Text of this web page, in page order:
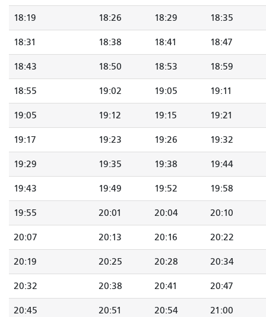
18:19 18:26 18:29 18:35
18:31 18:38 18:41 18:47
18:43 18:50 18:53 18:59
18:55 19:02 19:05 19:11
19:05 19:12 19:15 19:21
19:17 19:23 19:26 19:32
19:29 19:35 19:38 19:44
19:43 19:49 19:52 19:58
19:55 20:01 20:04 20:10
20:07 20:13 20:16 20:22
20:19 20:25 20:28 20:34
20:32 20:38 20:41 20:47
20:45 20:51 20:54 21:00